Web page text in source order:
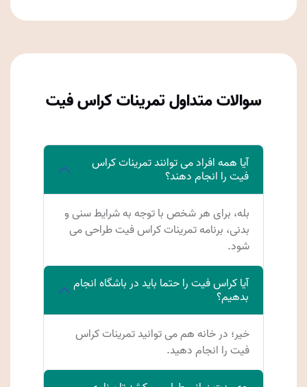
سوالات متداول تمرینات کراس فیت
آیا همه افراد می توانند تمرینات کراس
فیت را انجام دهند؟
بله، برای هر شخص با توجه به شرایط سنی و
بدنی، برنامه تمرینات کراس فیت طراحی می
شود.
آیا کراس فیت را حتما باید در باشگاه انجام
بدهیم؟
خیر؛ در خانه هم می توانید تمرینات کراس
فیت را انجام دهید.